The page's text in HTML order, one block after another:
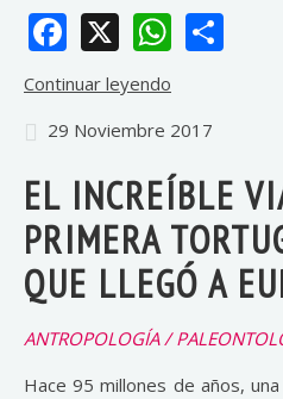
Facebook
X
Continuar leyendo
29 Noviembre 2017
EL INCREÍBLE
PRIMERA
QUE LLEGÓ A
ANTROPOLOGÍA /
Hace 95 millones de años,